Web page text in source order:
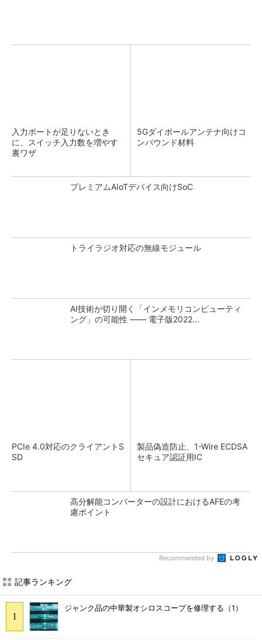
入力ポートが足りないとき
に、スイッチ入力数を増やす
裏ワザ
5Gダイポールアンテナ向けコ
ンパウンド材料
プレミアムAIoTデバイス向けSoC
トライラジオ対応の無線モジュール
AI技術が切り開く「インメモリコンピューティ
ング」の可能性 ―― 電子版2022...
PCIe 4.0対応のクライアントS
SD
製品偽造防止、1-Wire ECDSA
セキュア認証用IC
高分解能コンバーターの設計におけるAFEの考
慮ポイント
Recommended by
記事ランキング
ジャンク品の中華製オシロスコープを修理する（1）